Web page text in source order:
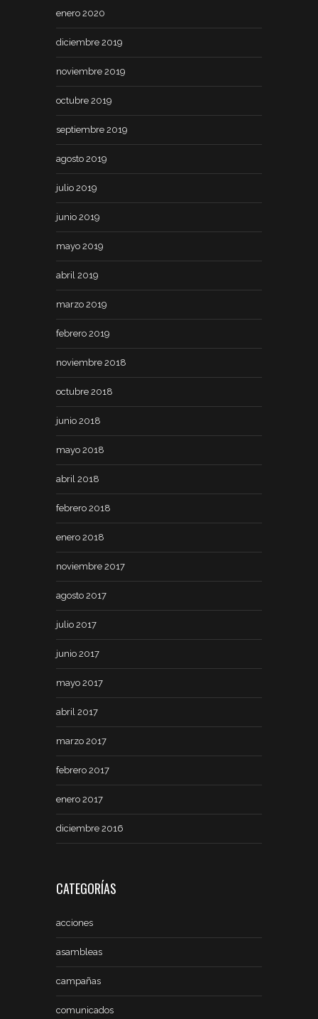
enero 2020
diciembre 2019
noviembre 2019
octubre 2019
septiembre 2019
agosto 2019
julio 2019
junio 2019
mayo 2019
abril 2019
marzo 2019
febrero 2019
noviembre 2018
octubre 2018
junio 2018
mayo 2018
abril 2018
febrero 2018
enero 2018
noviembre 2017
agosto 2017
julio 2017
junio 2017
mayo 2017
abril 2017
marzo 2017
febrero 2017
enero 2017
diciembre 2016
CATEGORÍAS
acciones
asambleas
campañas
comunicados